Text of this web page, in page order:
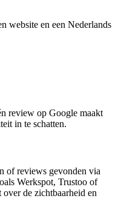
website en een Nederlands
review op Google maakt
in te schatten.
of reviews gevonden via
Werkspot, Trustoo of
de zichtbaarheid en